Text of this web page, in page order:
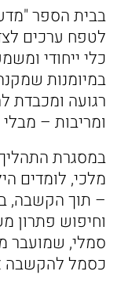
בבית הספר
לטפח ערכים
כלי ייחודי
במיומנות
רגועה ומכבדת
ומריבות –
במסגרת
מלכי, לומדים
– תוך הקשבה,
וחיפוש פתרון
סמלי, שמועבר
כסמל להקשבה